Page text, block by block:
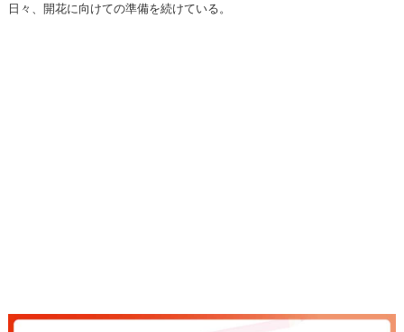
日々、開花に向けての準備を続けている。